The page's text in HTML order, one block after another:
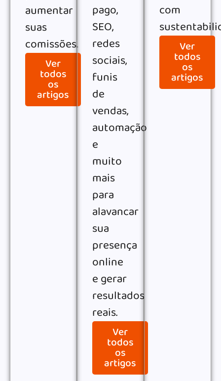
aumentar
suas
comissões.
Ver
todos
os
artigos
pago,
SEO,
redes
sociais,
funis
de
vendas,
automação
e
muito
mais
para
alavancar
sua
presença
online
e gerar
resultados
reais.
Ver
todos
os
artigos
com
Ver
todos
os
artigos